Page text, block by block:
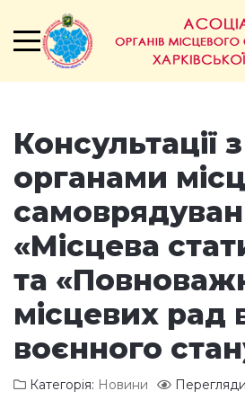
Консультації з
органами
«Місцева
та
місцевих рад
воєнного
Категорія: Новини